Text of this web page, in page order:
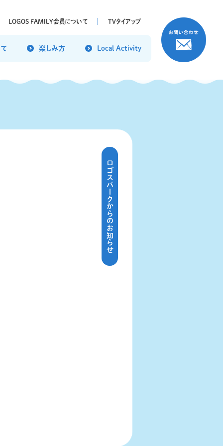
LOGOS FAMILY会員について TVタイアップ
楽しみ方 Local Activity
ロゴスパークからのお知らせ